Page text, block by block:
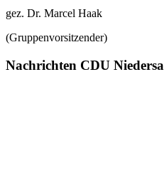
gez. Dr. Marcel Haak
(Gruppenvorsitzender)
Nachrichten CDU